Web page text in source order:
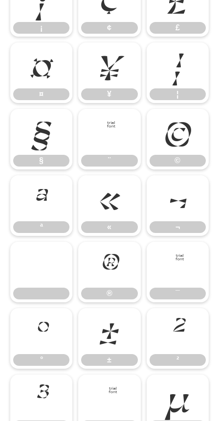
¡ ¢ £
¤
¤
¥
¥
¦
¦
§
§
¨
¨
©
©
ª
ª
«
«
¬
¬
®
®
¯
¯
°
°
±
±
²
²
³ ´ µ